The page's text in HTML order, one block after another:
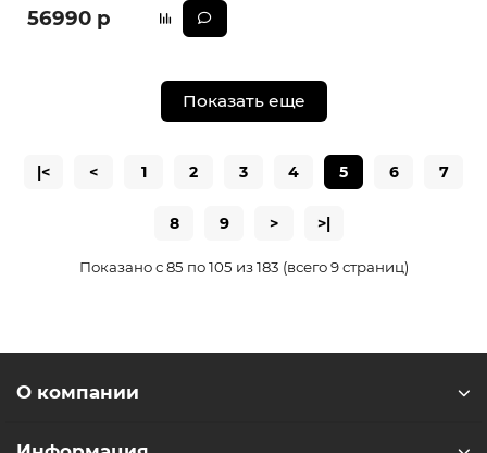
56990 р
Показать еще
|< < 1 2 3 4 5 6 7
8 9 > >|
Показано с 85 по 105 из 183 (всего 9 страниц)
О компании